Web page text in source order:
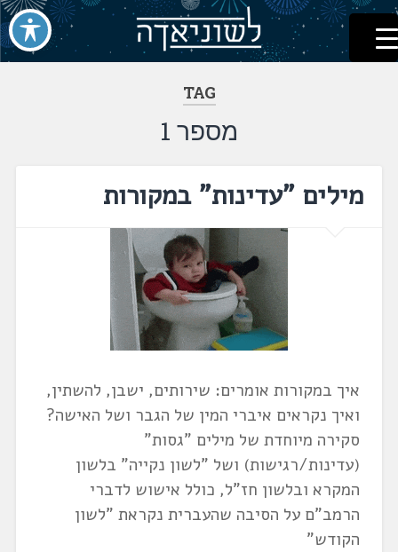
דלג
לתוכן
לשוניאדה
עברית. לשון. שפה
TAG
מספר 1
מילים "עדינות" במקורות
איך במקורות אומרים: שירותים, ישבן, להשתין,
ואיך נקראים איברי המין של הגבר ושל האישה?
סקירה מיוחדת של מילים "גסות"
(עדינות/רגישות) ושל "לשון נקייה" בלשון
המקרא ובלשון חז"ל, כולל אישוש לדברי
הרמב"ם על הסיבה שהעברית נקראת "לשון
הקודש"